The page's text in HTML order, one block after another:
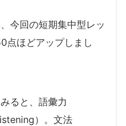
今回の短期集中型レッ
点ほどアップしまし
ると、語彙力
）。文法